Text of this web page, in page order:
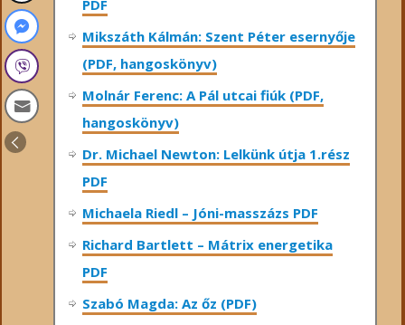
PDF
Mikszáth Kálmán: Szent Péter esernyője
(PDF, hangoskönyv)
Molnár Ferenc: A Pál utcai fiúk (PDF,
hangoskönyv)
Dr. Michael Newton: Lelkünk útja 1.rész
PDF
Michaela Riedl – Jóni-masszázs PDF
Richard Bartlett – Mátrix energetika
PDF
Szabó Magda: Az őz (PDF)